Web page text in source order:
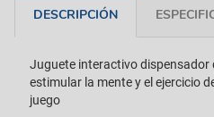
DESCRIPCIÓN
Juguete interactivo dispensador
estimular la mente y el ejercicio
juego